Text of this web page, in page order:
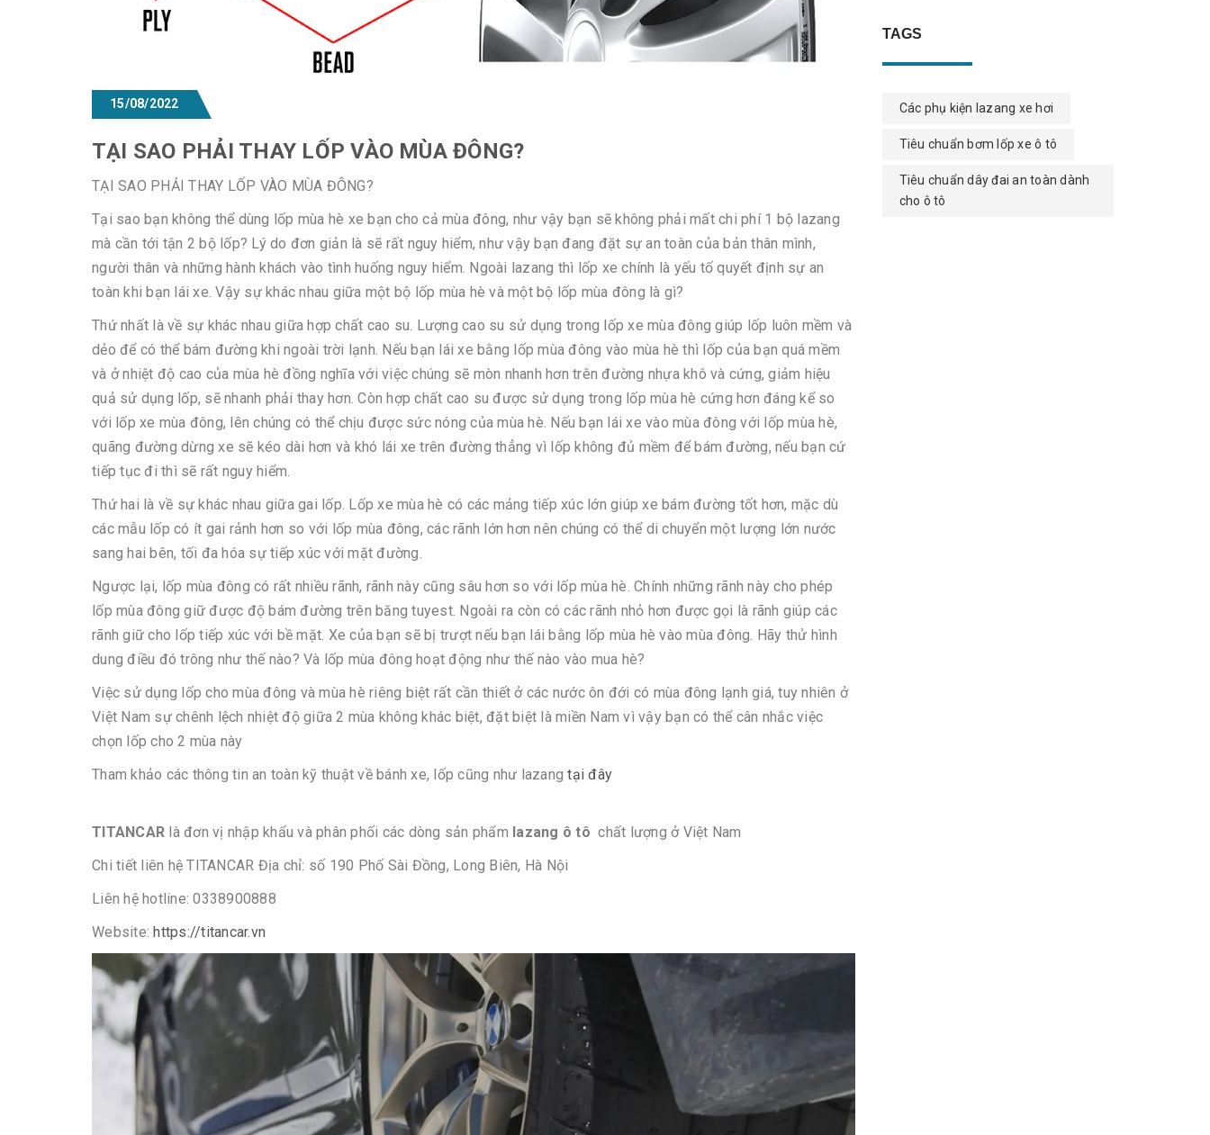
15/08/2022
TẠI SAO PHẢI THAY LỐP VÀO MÙA ĐÔNG?
TẠI SAO PHẢI THAY LỐP VÀO MÙA ĐÔNG?
Tại sao bạn không thể dùng lốp mùa hè xe bạn cho cả mùa đông, như vậy bạn sẽ không phải mất chi phí 1 bộ lazang
mà cần tới tận 2 bộ lốp? Lý do đơn giản là sẽ rất nguy hiểm, như vậy bạn đang đặt sự an toàn của bản thân mình,
người thân và những hành khách vào tình huống nguy hiểm. Ngoài lazang thì lốp xe chính là yếu tố quyết định sự an
toàn khi bạn lái xe. Vậy sự khác nhau giữa một bộ lốp mùa hè và một bộ lốp mùa đông là gì?
Thứ nhất là về sự khác nhau giữa hợp chất cao su. Lượng cao su sử dụng trong lốp xe mùa đông giúp lốp luôn mềm và
dẻo để có thể bám đường khi ngoài trời lạnh. Nếu bạn lái xe bằng lốp mùa đông vào mùa hè thì lốp của bạn quá mềm
và ở nhiệt độ cao của mùa hè đồng nghĩa với việc chúng sẽ mòn nhanh hơn trên đường nhựa khô và cứng, giảm hiệu
quả sử dụng lốp, sẽ nhanh phải thay hơn. Còn hợp chất cao su được sử dụng trong lốp mùa hè cứng hơn đáng kể so
với lốp xe mùa đông, lên chúng có thể chịu được sức nóng của mùa hè. Nếu bạn lái xe vào mùa đông với lốp mùa hè,
quãng đường dừng xe sẽ kéo dài hơn và khó lái xe trên đường thẳng vì lốp không đủ mềm để bám đường, nếu bạn cứ
tiếp tục đi thì sẽ rất nguy hiểm.
Thứ hai là về sự khác nhau giữa gai lốp. Lốp xe mùa hè có các mảng tiếp xúc lớn giúp xe bám đường tốt hơn, mặc dù
các mẫu lốp có ít gai rảnh hơn so với lốp mùa đông, các rãnh lớn hơn nên chúng có thể di chuyển một lượng lớn nước
sang hai bên, tối đa hóa sự tiếp xúc với mặt đường.
Ngược lại, lốp mùa đông có rất nhiều rãnh, rãnh này cũng sâu hơn so với lốp mùa hè. Chính những rãnh này cho phép
lốp mùa đông giữ được độ bám đường trên băng tuyest. Ngoài ra còn có các rãnh nhỏ hơn được gọi là rãnh giúp các
rãnh giữ cho lốp tiếp xúc với bề mặt. Xe của bạn sẽ bị trượt nếu bạn lái bằng lốp mùa hè vào mùa đông. Hãy thử hình
dung điều đó trông như thế nào? Và lốp mùa đông hoạt động như thế nào vào mua hè?
Việc sử dụng lốp cho mùa đông và mùa hè riêng biệt rất cần thiết ở các nước ôn đới có mùa đông lạnh giá, tuy nhiên ở
Việt Nam sự chênh lệch nhiệt độ giữa 2 mùa không khác biệt, đặt biệt là miền Nam vì vậy bạn có thể cân nhắc việc
chọn lốp cho 2 mùa này
Tham khảo các thông tin an toàn kỹ thuật về bánh xe, lốp cũng như lazangtại đây
TITANCAR là đơn vị nhập khẩu và phân phối các dòng sản phẩm lazang ô tô chất lượng ở Việt Nam
Chi tiết liên hệ TITANCAR Địa chỉ: số 190 Phố Sài Đồng, Long Biên, Hà Nội
Liên hệ hotline: 0338900888
Website: https://titancar.vn
TAGS
Các phụ kiện lazang xe hơi
Tiêu chuẩn bơm lốp xe ô tô
Tiêu chuẩn dây đai an toàn dành
cho ô tô